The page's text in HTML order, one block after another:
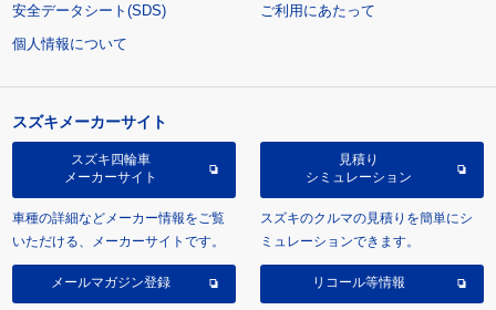
安全データシート(SDS)
ご利用にあたって
個人情報について
スズキメーカーサイト
スズキ四輪車
メーカーサイト
車種の詳細などメーカー情報をご覧
いただける、メーカーサイトです。
見積り
シミュレーション
スズキのクルマの見積りを簡単にシ
ミュレーションできます。
メールマガジン登録 リコール等情報